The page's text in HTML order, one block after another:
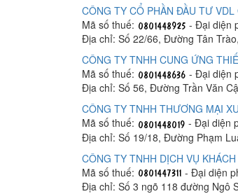
CÔNG TY CỔ PHẦN ĐẦU TƯ VDL
Mã số thuế:
- Đại diện
Địa chỉ: Số 22/66, Đường Tân
CÔNG TY TNHH CUNG ỨNG
Mã số thuế:
- Đại diện
Địa chỉ: Số 56, Đường Trần Văn
CÔNG TY TNHH THƯƠNG MẠI
Mã số thuế:
- Đại diện
Địa chỉ: Số 19/18, Đường Phạm
CÔNG TY TNHH DỊCH VỤ
Mã số thuế:
- Đại diện
Địa chỉ: Số 3 ngõ 118 đường Ngô